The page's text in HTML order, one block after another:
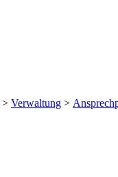
> Verwaltung >